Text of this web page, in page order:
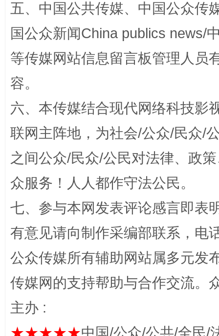
扯下公款旅游的“隐身衣” 如何以
“蜀中异人”王建安的艺术幻境
五、中国公共传媒、中国公众传
国公众新闻China publics news/
等传媒网站信息留言板管理人员
容。
六、本传媒结合现代网络科技影
联网主阵地，为社会/公众/民众/
之间公众/民众/公民对法律、政
众服务！人人都作守法公民。
七、参与本网发表评论感言即表
有意见请向制作采编部联系，电
公众传媒所有辅助网站属多元发
传媒网的支持帮助与合作交流。
主办 :
★★★★★中国/公众/公共/全民/